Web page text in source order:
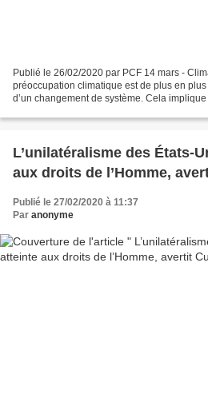
Publié le 26/02/2020 par PCF 14 mars -
préoccupation climatique est de plus en
d’un changement de système. Cela
L’unilatéralisme des États-
aux droits de l’Homme,
Publié le 27/02/2020 à 11:37
Par anonyme